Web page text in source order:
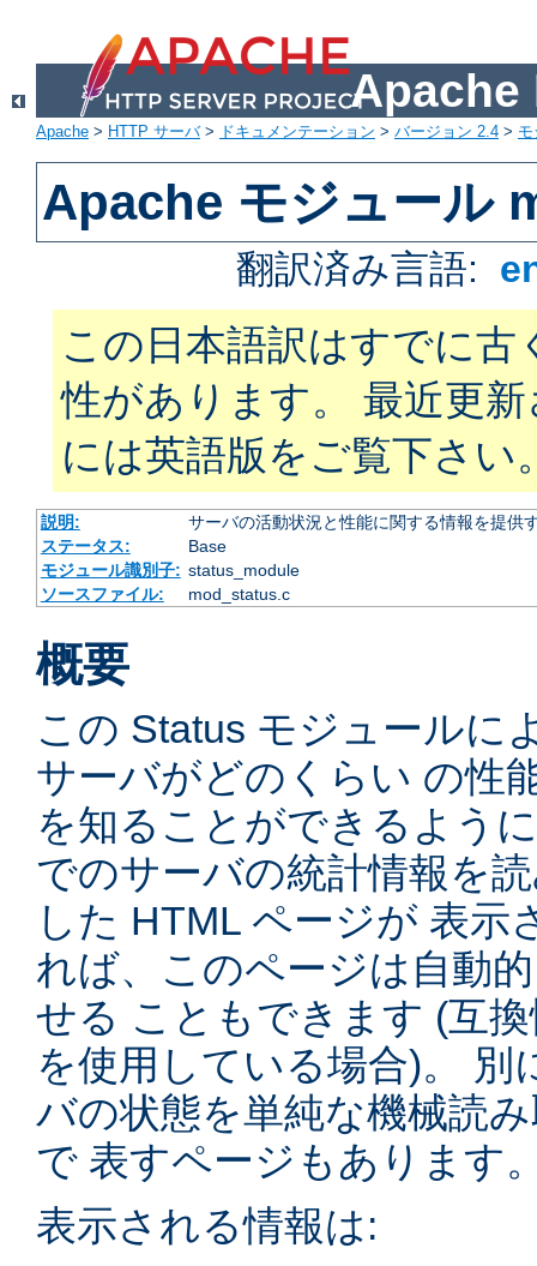
Apache
Apache > HTTP サーバ> ドキュメンテーション > バージョン 2.4 >
Apache モジュール
翻訳済み言語:
この日本語訳はすでに古
性があります。 最近更
には英語版をご覧下さい
説明:
サーバの活動状況と性能に関する情報を提供
ステータス:
Base
モジュール識別子: status_module
ソースファイル:
mod_status.c
概要
この Status モジュールに
サーバがどのくらい の性
を知ることができるよう
でのサーバの統計情報を
した HTML ページが 表示
れば、このページは自動
せる こともできます (互
を使用している場合)。 別
バの状態を単純な機械読
で 表すページもあります
表示される情報は: